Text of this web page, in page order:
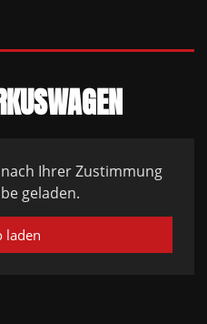
Ihrer Zustimmung
geladen.
laden